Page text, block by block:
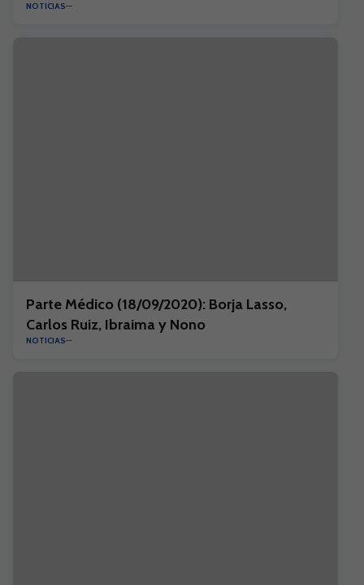
NOTICIAS
Parte Médico (18/09/2020): Borja Lasso,
Carlos Ruiz, Ibraima y Nono
NOTICIAS